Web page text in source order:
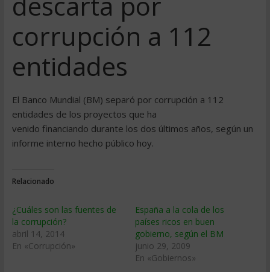
corrupción a 112
entidades
El Banco Mundial (BM) separó por corrupción a 112
entidades de los proyectos que ha
venido financiando durante los dos últimos años, según un
informe interno hecho público hoy.
Relacionado
¿Cuáles son las fuentes de
la corrupción?
abril 14, 2014
En «Corrupción»
España a la cola de los
países ricos en buen
gobierno, según el BM
junio 29, 2009
En «Gobiernos»